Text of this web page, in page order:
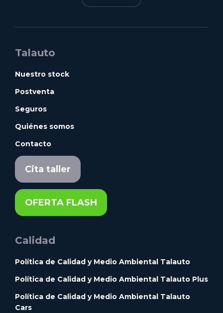
Talauto
Nuestro stock
Postventa
Seguros
Quiénes somos
Contacto
Cita taller
OFERTA FLASH
Calidad
Política de Calidad y Medio Ambiental Talauto
Política de Calidad y Medio Ambiental Talauto Plus
Política de Calidad y Medio Ambiental Talauto
Cars